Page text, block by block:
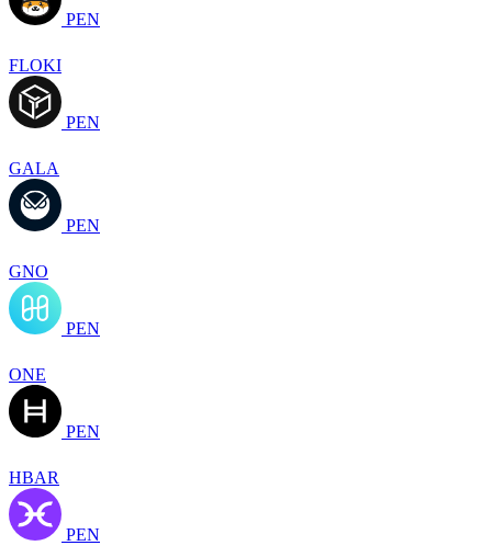
PEN
FLOKI
PEN
GALA
PEN
GNO
PEN
ONE
PEN
HBAR
PEN